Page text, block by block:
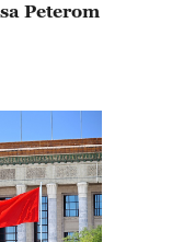
Peterom